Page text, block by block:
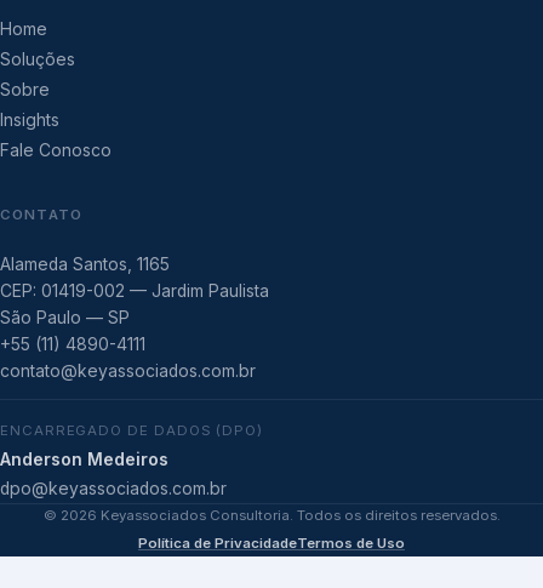
Home
Soluções
Sobre
Insights
Fale Conosco
CONTATO
Alameda Santos, 1165
CEP: 01419-002 — Jardim Paulista
São Paulo — SP
+55 (11) 4890-4111
contato@keyassociados.com.br
ENCARREGADO DE DADOS (DPO)
Anderson Medeiros
dpo@keyassociados.com.br
© 2026 Keyassociados Consultoria. Todos os direitos reservados.
Política de PrivacidadeTermos de Uso